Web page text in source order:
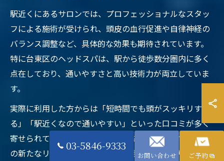
駅近くにあるサロンでは、プロフェッショナルなスタッ
フによる施術が受けられ、頭皮の血行促進や自律神経の
バランス調整など、具体的な効果も期待されています。
特に台東区のヘッドスパは、駅から徒歩数分圏内に多く
点在しており、通いやすさと高い技術力が両立していま
す。
実際に利用した方からは「短時間でも頭がスッキリす
る」「駅近くなので通いやすい」といった口コミが多く
寄せられており、日常のパフォーマンスを維持するため
の新たなリフレッシュ習慣として定着しつつあります。
03-5846-9333
お問い合わせ ご予約